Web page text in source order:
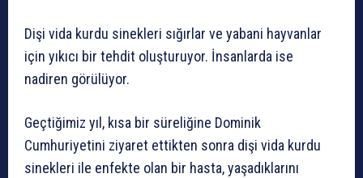
Dişi vida kurdu sinekleri sığırlar ve yabani hayvanlar
için yıkıcı bir tehdit oluşturuyor. İnsanlarda ise
nadiren görülüyor.
Geçtiğimiz yıl, kısa bir süreliğine Dominik
Cumhuriyetini ziyaret ettikten sonra dişi vida kurdu
sinekleri ile enfekte olan bir hasta, yaşadıklarını